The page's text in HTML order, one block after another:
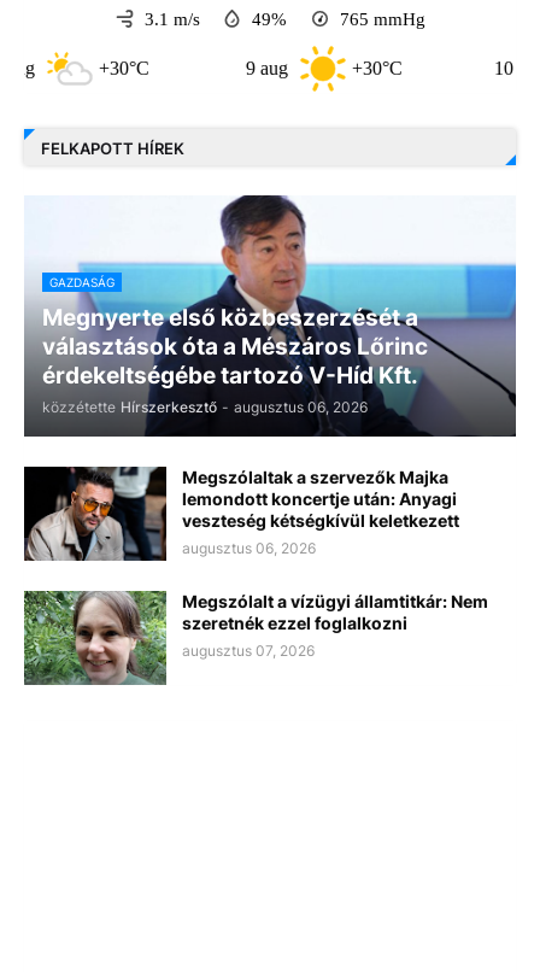
3.1 m/s 49% 765 mmHg
9 aug +30°C 10 aug
FELKAPOTT HÍREK
GAZDASÁG
Megnyerte első közbeszerzését a
választások óta a Mészáros Lőrinc
érdekeltségébe tartozó V-Híd Kft.
közzétette Hírszerkesztő - augusztus 06, 2026
Megszólaltak a szervezők Majka
lemondott koncertje után: Anyagi
veszteség kétségkívül keletkezett
augusztus 06, 2026
Megszólalt a vízügyi államtitkár: Nem
szeretnék ezzel foglalkozni
augusztus 07, 2026